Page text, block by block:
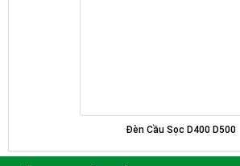
Đèn Cầu Sọc D400 D500